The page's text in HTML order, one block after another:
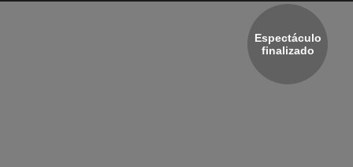
Espectáculo
finalizado